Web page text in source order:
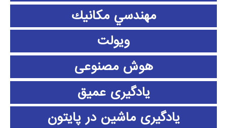
مهندسي مكانيك
ویولت
هوش مصنوعی
یادگیری عمیق
یادگیری ماشین در پایتون